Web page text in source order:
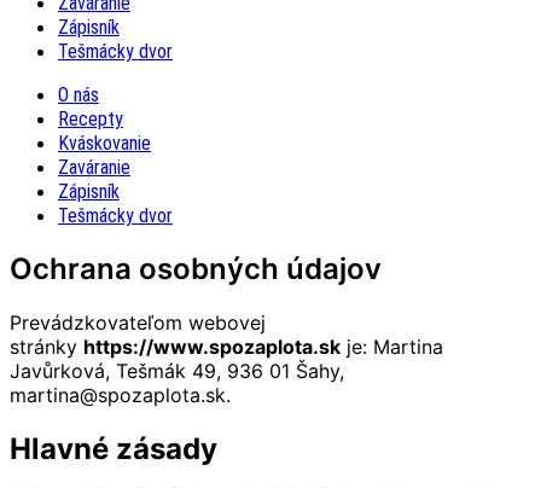
Zápisník
Tešmácky dvor
O nás
Recepty
Kváskovanie
Zaváranie
Zápisník
Tešmácky dvor
Ochrana osobných údajov
Prevádzkovateľom webovej
stránky https://www.spozaplota.sk je: Martina
Javůrková, Tešmák 49, 936 01 Šahy,
martina@spozaplota.sk.
Hlavné zásady